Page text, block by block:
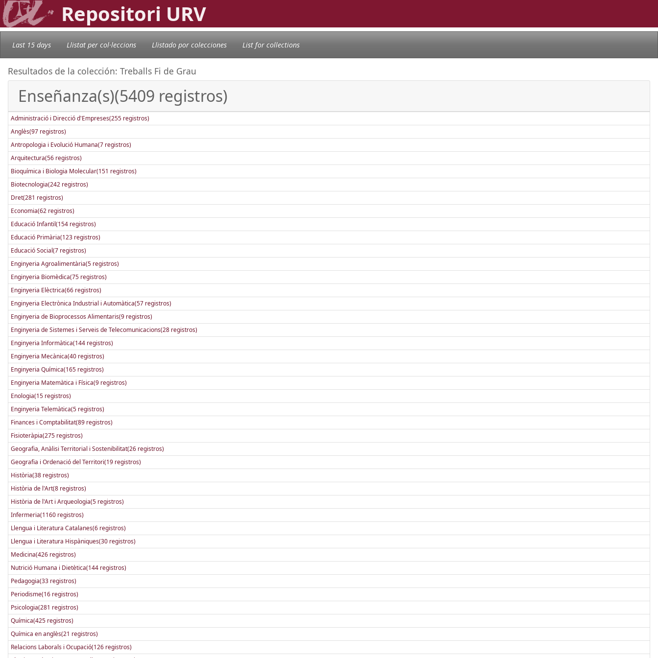
Repositori URV
Last 15 days Llistat per col·leccions Llistado por colecciones List for collections
Resultados de la colección: Treballs Fi de Grau
Enseñanza(s)(5409 registros)
Administració i Direcció d'Empreses(255 registros)
Anglès(97 registros)
Antropologia i Evolució Humana(7 registros)
Arquitectura(56 registros)
Bioquímica i Biologia Molecular(151 registros)
Biotecnologia(242 registros)
Dret(281 registros)
Economia(62 registros)
Educació Infantil(154 registros)
Educació Primària(123 registros)
Educació Social(7 registros)
Enginyeria Agroalimentària(5 registros)
Enginyeria Biomèdica(75 registros)
Enginyeria Elèctrica(66 registros)
Enginyeria Electrònica Industrial i Automàtica(57 registros)
Enginyeria de Bioprocessos Alimentaris(9 registros)
Enginyeria de Sistemes i Serveis de Telecomunicacions(28 registros)
Enginyeria Informàtica(144 registros)
Enginyeria Mecànica(40 registros)
Enginyeria Química(165 registros)
Enginyeria Matemàtica i Física(9 registros)
Enologia(15 registros)
Enginyeria Telemàtica(5 registros)
Finances i Comptabilitat(89 registros)
Fisioteràpia(275 registros)
Geografia, Anàlisi Territorial i Sostenibilitat(26 registros)
Geografia i Ordenació del Territori(19 registros)
Història(38 registros)
Història de l'Art(8 registros)
Història de l'Art i Arqueologia(5 registros)
Infermeria(1160 registros)
Llengua i Literatura Catalanes(6 registros)
Llengua i Literatura Hispàniques(30 registros)
Medicina(426 registros)
Nutrició Humana i Dietètica(144 registros)
Pedagogia(33 registros)
Periodisme(16 registros)
Psicologia(281 registros)
Química(425 registros)
Química en anglès(21 registros)
Relacions Laborals i Ocupació(126 registros)